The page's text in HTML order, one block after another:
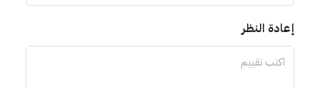
إعادة النظر